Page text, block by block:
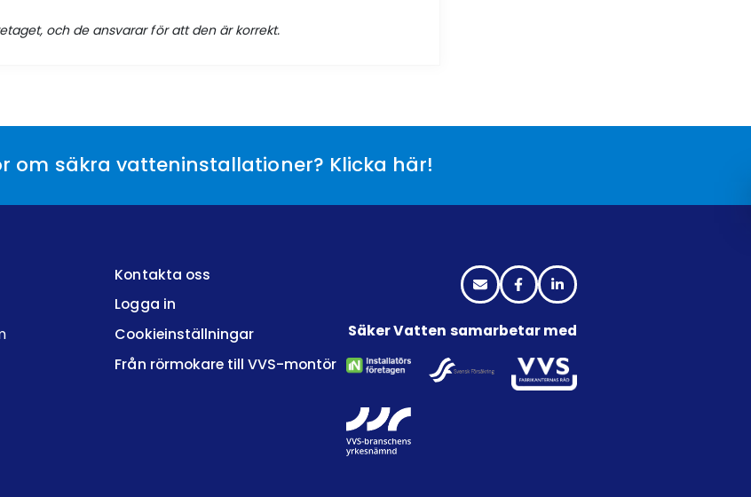
och de ansvarar för att den är korrekt.
om säkra vatteninstallationer? Klicka här!
Kontakta oss
Logga in
Cookieinställningar
Från rörmokare till VVS-montör
Säker Vatten samarbetar med